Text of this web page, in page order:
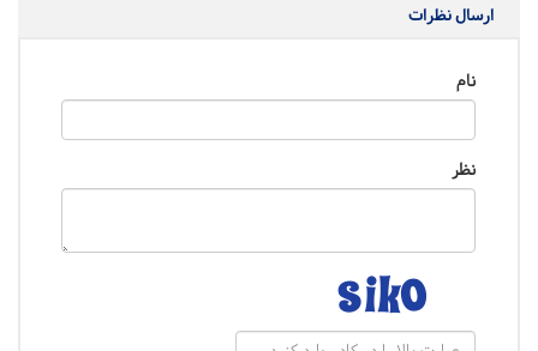
ارسال نظرات
نام
نظر